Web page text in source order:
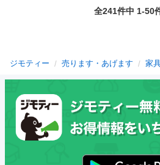
全241件中 1-50
ジモティー 売ります・あげます 家